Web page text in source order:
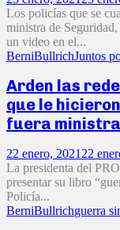
Los policías que se
ministra de
un video en el...
BerniBullrichJuntos
Arden las
que le
fuera ministra
22 enero, 2021 22
La presidenta del
presentar su libro
Policía...
BerniBullrichguerra